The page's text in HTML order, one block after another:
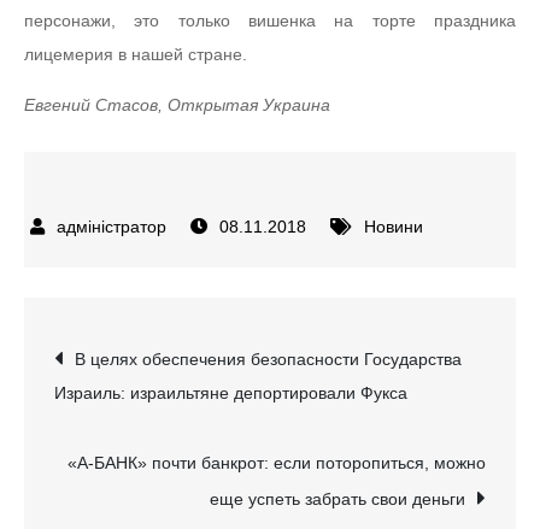
персонажи, это только вишенка на торте праздника
лицемерия в нашей стране.
Евгений Стасов, Открытая Украина
08.11.2018 Новини
Навігація
записів
В целях обеспечения безопасности Государства
Израиль: израильтяне депортировали Фукса
«А-БАНК» почти банкрот: если поторопиться, можно
еще успеть забрать свои деньги